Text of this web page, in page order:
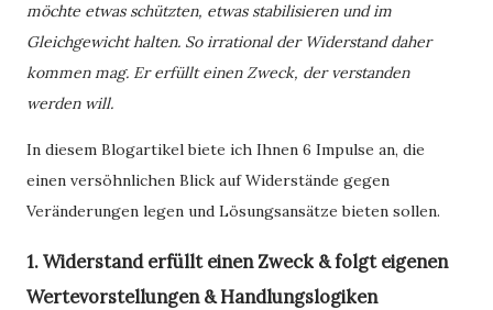
möchte etwas schützten, etwas stabilisieren und im
Gleichgewicht halten. So irrational der Widerstand daher
kommen mag. Er erfüllt einen Zweck, der verstanden
werden will.
In diesem Blogartikel biete ich Ihnen 6 Impulse an, die
einen versöhnlichen Blick auf Widerstände gegen
Veränderungen legen und Lösungsansätze bieten sollen.
1. Widerstand erfüllt einen Zweck & folgt eigenen
Wertevorstellungen & Handlungslogiken